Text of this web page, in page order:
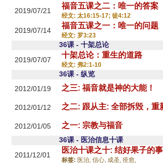
2019/07/21
福音五课之二：唯一的答案
经文: 太16:15-17; 徒4:12
2019/07/14
福音五课之一：唯一的问题
经文: 罗3:23
36课 - 十架总论
2019/07/07
十架总论：重生的道路
经文: 弗2:1-10
36课 - 纵览
2012/01/19
之三: 福音就是神的大能！
2012/01/12
之二: 跟从主: 全部拆毁，重
2012/01/05
之一: 宗教与福音
36课 - 医治信息十课
2011/12/01
医治十课之十: 结好果子的
标签: 医治, 信心, 成圣, 痊愈,